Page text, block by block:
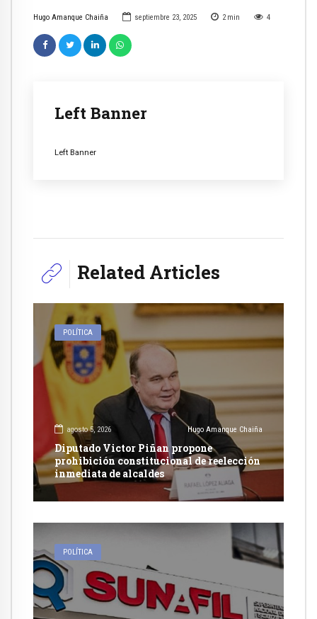
Hugo Amanque Chaiña septiembre 23, 2025 2 min 4
Left Banner
Left Banner
Related Articles
POLÍTICA
agosto 5, 2026 Hugo Amanque Chaiña
Diputado Victor Piñan propone
prohibición constitucional de reelección
inmediata de alcaldes
POLÍTICA